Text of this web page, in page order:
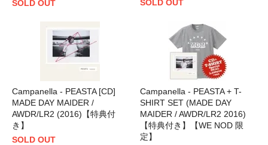
SOLD OUT
SOLD OUT
Campanella - PEASTA [CD]
MADE DAY MAIDER /
AWDR/LR2 (2016)【特典付
き】
SOLD OUT
Campanella - PEASTA + T-
SHIRT SET (MADE DAY
MAIDER / AWDR/LR2 2016)
【特典付き】【WE NOD 限
定】